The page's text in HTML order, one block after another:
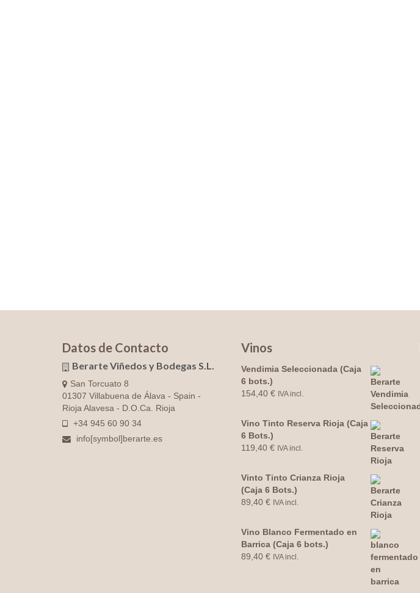
Datos de Contacto
Berarte Viñedos y Bodegas S.L.
San Torcuato 8
01307 Villabuena de Álava - Spain -
Rioja Alavesa - D.O.Ca. Rioja
+34 945 60 90 34
info[symbol]berarte.es
Vinos
Vendimia Seleccionada (Caja
6 bots.)
154,40 € IVA incl.
Vino Tinto Reserva Rioja (Caja
6 Bots.)
119,40 € IVA incl.
Vinto Tinto Crianza Rioja
(Caja 6 Bots.)
89,40 € IVA incl.
Vino Blanco Fermentado en
Barrica (Caja 6 bots.)
89,40 € IVA incl.